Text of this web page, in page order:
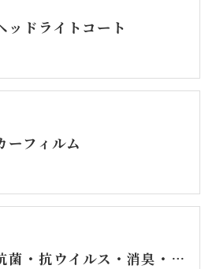
ッドライトコート
ーフィルム
抗菌・抗ウイルス・消臭・防カビコーティング